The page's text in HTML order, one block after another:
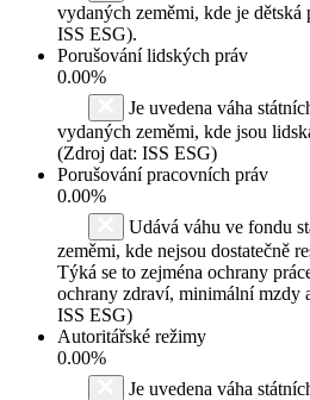
vydaných zeměmi, kde je dětská
ISS ESG).
Porušování lidských práv
0.00%
Je uvedena váha
vydaných zeměmi, kde jsou
(Zdroj dat: ISS ESG)
Porušování pracovních práv
0.00%
Udává váhu ve fondu
zeměmi, kde nejsou dostatečně
Týká se to zejména ochrany
ochrany zdraví, minimální mzdy
ISS ESG)
Autoritářské režimy
0.00%
Je uvedena váha